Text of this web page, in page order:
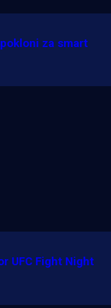
za smart
UFC Fight Night